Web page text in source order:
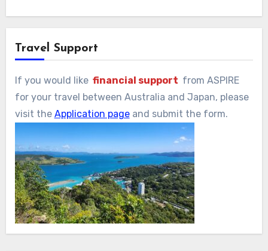
Travel Support
If you would like financial support from ASPIRE
for your travel between Australia and Japan, please
visit the Application pageand submit the form.